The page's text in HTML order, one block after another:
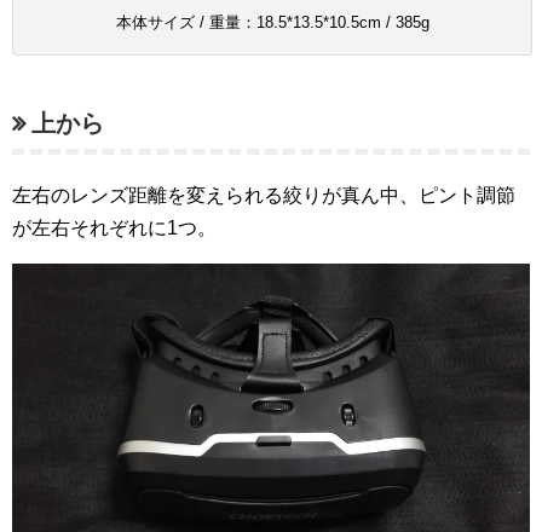
本体サイズ / 重量：18.5*13.5*10.5cm / 385g
上から
左右のレンズ距離を変えられる絞りが真ん中、ピント調節
が左右それぞれに1つ。